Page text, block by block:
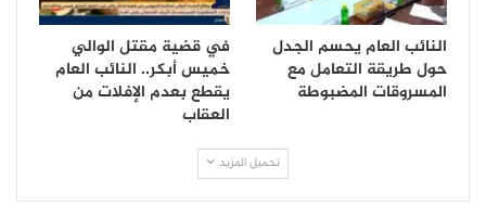
النائب العام يحسم الجدل
حول طريقة التعامل مع
المسروقات المضبوطة
في قضية مقتل الوالي
خميس أبكر.. النائب العام
يقطع بعدم الإفلات من
العقاب
تحميل المزيد